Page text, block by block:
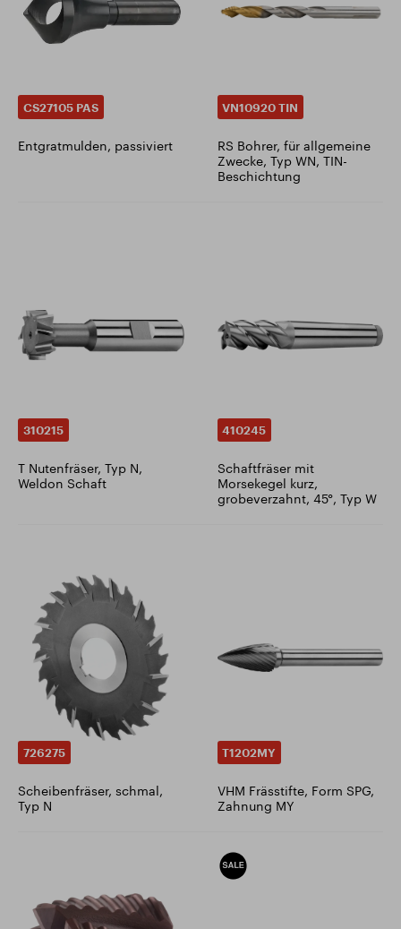
CS27105 PAS
Entgratmulden, passiviert
VN10920 TIN
RS Bohrer, für allgemeine
Zwecke, Typ WN, TIN-
Beschichtung
310215
T Nutenfräser, Typ N,
Weldon Schaft
410245
Schaftfräser mit
Morsekegel kurz,
grobeverzahnt, 45°, Typ W
726275
Scheibenfräser, schmal,
Typ N
T1202MY
VHM Frässtifte, Form SPG,
Zahnung MY